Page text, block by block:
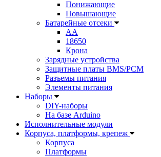
Понижающие
Повышающие
Батарейные отсеки
AA
18650
Крона
Зарядные устройства
Защитные платы BMS/PCM
Разъемы питания
Элементы питания
Наборы
DIY-наборы
На базе Arduino
Исполнительные модули
Корпуса, платформы, крепеж
Корпуса
Платформы